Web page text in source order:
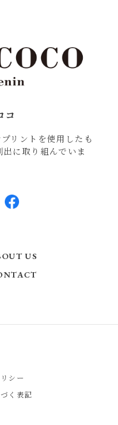
コ
リントを使用したも
に取り組んでいま
US
シー
く表記